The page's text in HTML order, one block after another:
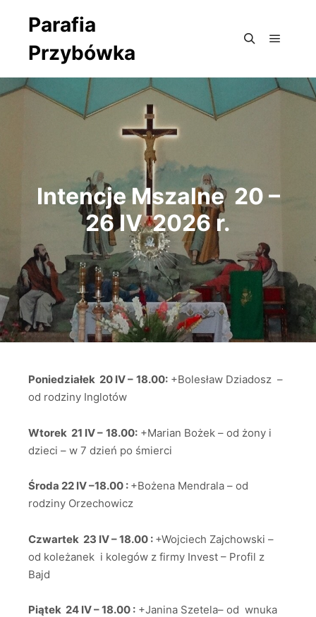
Parafia
Przybówka
Intencje Mszalne 20 –
26 IV 2026 r.
Poniedziałek 20 IV – 18.00: +Bolesław Dziadosz –
od rodziny Inglotów
Wtorek 21 IV – 18.00: +Marian Bożek – od żony i
dzieci – w 7 dzień po śmierci
Środa 22 IV –18.00 : +Bożena Mendrala – od
rodziny Orzechowicz
Czwartek 23 IV – 18.00 : +Wojciech Zajchowski –
od koleżanek i kolegów z firmy Invest – Profil z
Bajd
Piątek 24 IV – 18.00 : +Janina Szetela– od wnuka